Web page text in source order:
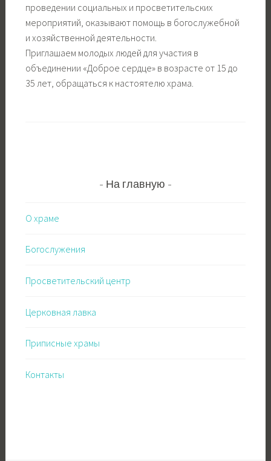
проведении социальных и просветительских
мероприятий, оказывают помощь в богослужебной
и хозяйственной деятельности.
Приглашаем молодых людей для участия в
объединении «Доброе сердце» в возрасте от 15 до
35 лет, обращаться к настоятелю храма.
На главную
О храме
Богослужения
Просветительский центр
Церковная лавка
Приписные храмы
Контакты